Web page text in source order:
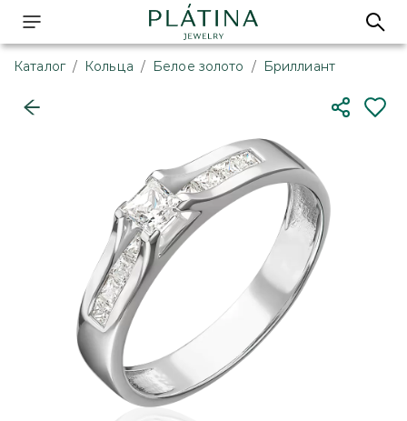
Каталог / Кольца / Белое золото / Бриллиант